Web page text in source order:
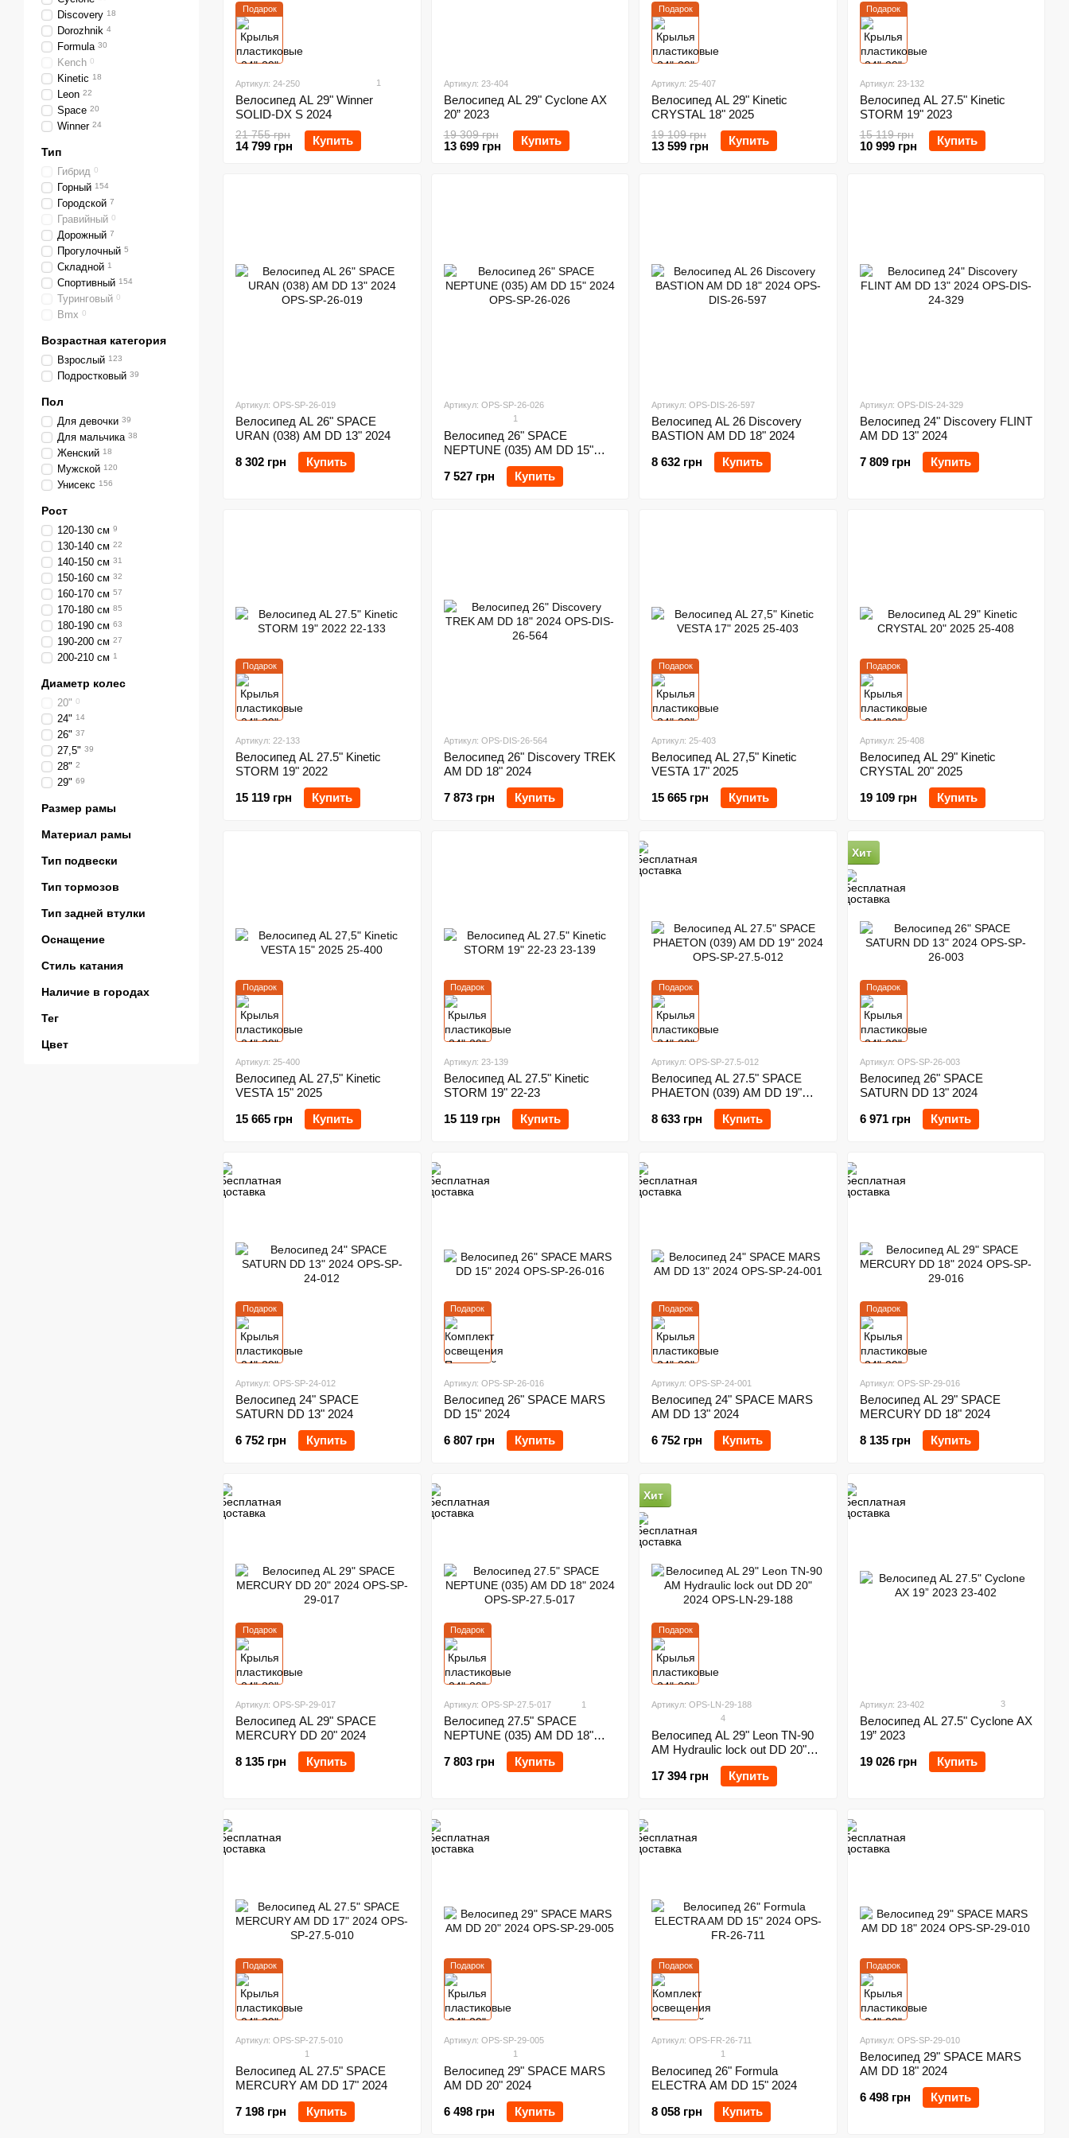
Подарок
Артикул: 24-250 1
Велосипед AL 29" Winner
SOLID-DX S 2024
21 755 грн
14 799 грн Купить
Артикул: 23-404
Велосипед AL 29" Cyclone AX
20” 2023
19 309 грн
13 699 грн Купить
Подарок
Артикул: 25-407
Велосипед AL 29" Kinetic
CRYSTAL 18" 2025
19 109 грн
13 599 грн Купить
Подарок
Артикул: 23-132
Велосипед AL 27.5" Kinetic
STORM 19" 2023
15 119 грн
10 999 грн Купить
Артикул: OPS-SP-26-019
Велосипед AL 26" SPACE
URAN (038) AM DD 13" 2024
8 302 грн
Купить
Артикул: OPS-SP-26-026
1
Велосипед 26" SPACE
NEPTUNE (035) AM DD 15"
7 527 грн
Купить
Артикул: OPS-DIS-26-597
Велосипед AL 26 Discovery
BASTION AM DD 18" 2024
8 632 грн
Купить
Артикул: OPS-DIS-24-329
Велосипед 24" Discovery FLINT
AM DD 13" 2024
7 809 грн
Купить
Подарок
Артикул: 22-133
Велосипед AL 27.5" Kinetic
STORM 19" 2022
15 119 грн
Купить
Артикул: OPS-DIS-26-564
Велосипед 26" Discovery TREK
AM DD 18" 2024
7 873 грн
Купить
Подарок
Артикул: 25-403
Велосипед AL 27,5" Kinetic
VESTA 17" 2025
15 665 грн
Купить
Подарок
Артикул: 25-408
Велосипед AL 29" Kinetic
CRYSTAL 20" 2025
19 109 грн
Купить
Подарок
Артикул: 25-400
Велосипед AL 27,5" Kinetic
VESTA 15" 2025
15 665 грн
Купить
Подарок
Артикул: 23-139
Велосипед AL 27.5" Kinetic
STORM 19" 22-23
15 119 грн
Купить
Подарок
Артикул: OPS-SP-27.5-012
Велосипед AL 27.5" SPACE
PHAETON (039) AM DD 19"
8 633 грн
Купить
Подарок
Хит
Артикул: OPS-SP-26-003
Велосипед 26" SPACE
SATURN DD 13" 2024
6 971 грн
Купить
Подарок
Артикул: OPS-SP-24-012
Велосипед 24" SPACE
SATURN DD 13" 2024
6 752 грн
Купить
Подарок
Артикул: OPS-SP-26-016
Велосипед 26" SPACE MARS
DD 15" 2024
6 807 грн
Купить
Подарок
Артикул: OPS-SP-24-001
Велосипед 24" SPACE MARS
AM DD 13" 2024
6 752 грн
Купить
Подарок
Артикул: OPS-SP-29-016
Велосипед AL 29" SPACE
MERCURY DD 18" 2024
8 135 грн
Купить
Подарок
Артикул: OPS-SP-29-017
Велосипед AL 29" SPACE
MERCURY DD 20" 2024
8 135 грн
Купить
Подарок
Артикул: OPS-SP-27.5-017 1
Велосипед 27.5" SPACE
NEPTUNE (035) AM DD 18"
7 803 грн
Купить
Подарок
Хит
Артикул: OPS-LN-29-188
4
Велосипед AL 29" Leon TN-90
AM Hydraulic lock out DD 20"
17 394 грн
Купить
Артикул: 23-402 3
Велосипед AL 27.5" Cyclone AX
19” 2023
19 026 грн
Купить
Подарок
Артикул: OPS-SP-27.5-010
1
Велосипед AL 27.5" SPACE
MERCURY AM DD 17" 2024
7 198 грн
Купить
Подарок
Артикул: OPS-SP-29-005
1
Велосипед 29" SPACE MARS
AM DD 20" 2024
6 498 грн
Купить
Подарок
Артикул: OPS-FR-26-711
1
Велосипед 26" Formula
ELECTRA AM DD 15" 2024
8 058 грн
Купить
Подарок
Артикул: OPS-SP-29-010
Велосипед 29" SPACE MARS
AM DD 18" 2024
6 498 грн
Купить
Discovery 18
Dorozhnik 4
Formula 30
Kench 0
Kinetic 18
Leon 22
Space 20
Winner 24
Тип
Гибрид 0
Горный 154
Городской 7
Гравийный 0
Дорожный 7
Прогулочный 5
Складной 1
Спортивный 154
Туринговый 0
Bmx 0
Возрастная категория
Взрослый 123
Подростковый 39
Пол
Для девочки 39
Для мальчика 38
Женский 18
Мужской 120
Унисекс 156
Рост
120-130 см 9
130-140 см 22
140-150 см 31
150-160 см 32
160-170 см 57
170-180 см 85
180-190 см 63
190-200 см 27
200-210 см 1
Диаметр колес
20" 0
24" 14
26" 37
27,5" 39
28" 2
29" 69
Размер рамы
Материал рамы
Тип подвески
Тип тормозов
Тип задней втулки
Оснащение
Стиль катания
Наличие в городах
Тег
Цвет